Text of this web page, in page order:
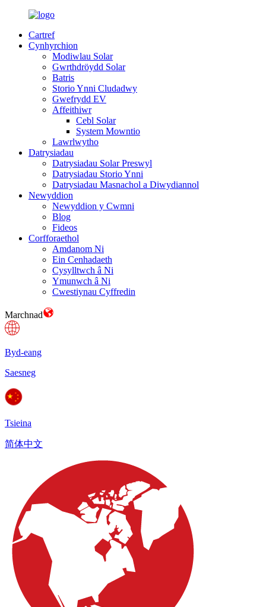
Cartref
Cynhyrchion
Modiwlau Solar
Gwrthdröydd Solar
Batris
Storio Ynni Cludadwy
Gwefrydd EV
Affeithiwr
Cebl Solar
System Mowntio
Lawrlwytho
Datrysiadau
Datrysiadau Solar Preswyl
Datrysiadau Storio Ynni
Datrysiadau Masnachol a Diwydiannol
Newyddion
Newyddion y Cwmni
Blog
Fideos
Corfforaethol
Amdanom Ni
Ein Cenhadaeth
Cysylltwch â Ni
Ymunwch â Ni
Cwestiynau Cyffredin
Marchnad
Byd-eang
Saesneg
Tsieina
简体中文